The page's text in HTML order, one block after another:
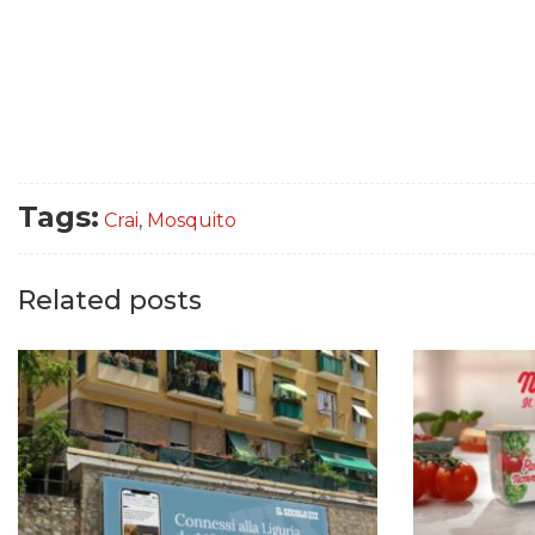
Tags: Crai, Mosquito
Related posts